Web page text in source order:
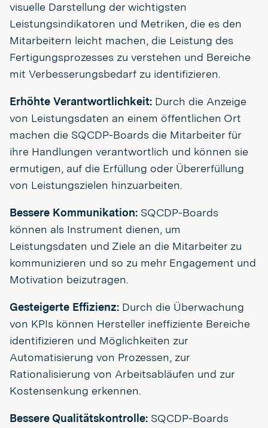
visuelle Darstellung der wichtigsten
Leistungsindikatoren und Metriken, die es den
Mitarbeitern leicht machen, die Leistung des
Fertigungsprozesses zu verstehen und Bereiche
mit Verbesserungsbedarf zu identifizieren.
Erhöhte Verantwortlichkeit: Durch die Anzeige
von Leistungsdaten an einem öffentlichen Ort
machen die SQCDP-Boards die Mitarbeiter für
ihre Handlungen verantwortlich und können sie
ermutigen, auf die Erfüllung oder Übererfüllung
von Leistungszielen hinzuarbeiten.
Bessere Kommunikation: SQCDP-Boards
können als Instrument dienen, um
Leistungsdaten und Ziele an die Mitarbeiter zu
kommunizieren und so zu mehr Engagement und
Motivation beizutragen.
Gesteigerte Effizienz: Durch die Überwachung
von KPIs können Hersteller ineffiziente Bereiche
identifizieren und Möglichkeiten zur
Automatisierung von Prozessen, zur
Rationalisierung von Arbeitsabläufen und zur
Kostensenkung erkennen.
Bessere Qualitätskontrolle: SQCDP-Boards